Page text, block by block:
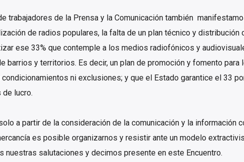
trabajadores de la Prensa y la Comunicación también
de radios populares, la falta de un plan técnico y distribución
ese 33% que contemple a los medios radiofónicos y
barrios y territorios. Es decir, un plan de promoción y fomento para
ni exclusiones; y que el Estado garantice el 33
lucro.
a partir de la consideración de la comunicación y la información
es posible organizarnos y resistir ante un modelo
nuestras salutaciones y decimos presente en este Encuentro.